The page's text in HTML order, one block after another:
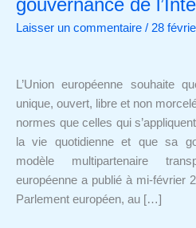
gouvernance de
Laisser un commentaire / 28
L’Union européenne souhaite
unique, ouvert, libre et non
normes que celles qui
la vie quotidienne et que sa
modèle multipartenaire
européenne a publié à mi-février
Parlement européen, au […]
prononce
sur
gouvernance